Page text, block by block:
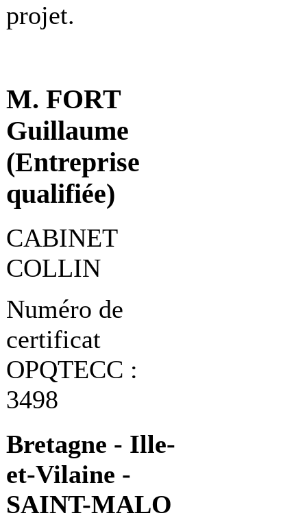
projet.
M. FORT
Guillaume
(Entreprise
qualifiée)
CABINET
COLLIN
Numéro de
certificat
OPQTECC :
3498
Bretagne - Ille-
et-Vilaine -
SAINT-MALO